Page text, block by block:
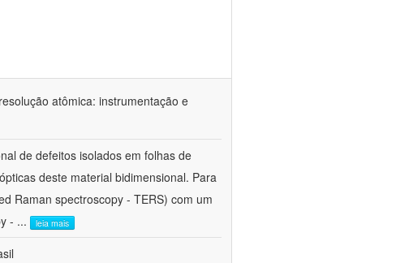
atômica: instrumentação e
de defeitos isolados em folhas de
deste material bidimensional. Para
Raman spectroscopy - TERS) com um
- ... leia mais